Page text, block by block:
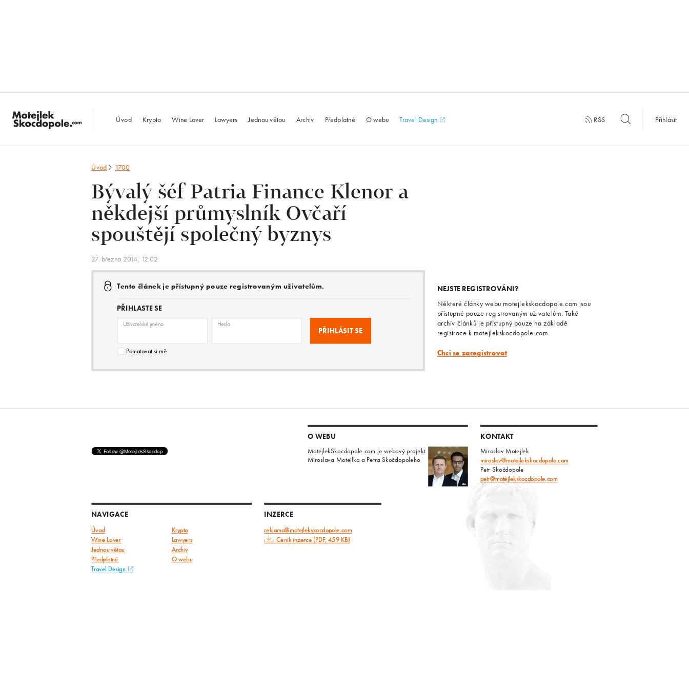
MotejlekSkocdopole.com
Úvod Krypto Wine Lover Lawyers Jednou větou Archiv Předplatné O webu Travel Design RSS Přihlásit
Úvod 1700
Bývalý šéf Patria Finance Klenor a
někdejší průmyslník Ovčaří
spouštějí společný byznys
27. března 2014, 12:02
Tento článek je přístupný pouze registrovaným uživatelům.
PŘIHLASTE SE
Uživatelské jméno Heslo
Pamatovat si mě
NEJSTE REGISTROVÁNI?
Některé články webu motejlekskocdopole.com jsou
přístupné pouze registrovaným uživatelům. Také
archív článků je přístupný pouze na základě
registrace k motejlekskocdopole.com.
Chci se zaregistrovat
O WEBU
MotejlekSkocdopole.com je webový projekt
Miroslava Motejlka a Petra Skočdopoleho
KONTAKT
Miroslav Motejlek
miroslav@motejlekskocdopole.com
Petr Skočdopole
petr@motejlekskocdopole.com
NAVIGACE
Úvod Krypto
Wine Lover
Lawyers
Jednou větou
Archiv
Předplatné O webu
Travel Design
INZERCE
reklama@motejlekskocdopole.com
Ceník inzerce (PDF, 459 KB)